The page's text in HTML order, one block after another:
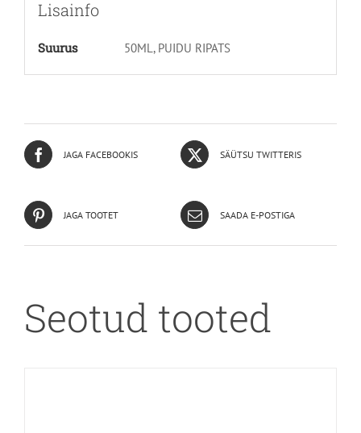
Lisainfo
Suurus 50ML, PUIDU RIPATS
JAGA FACEBOOKIS SÄÜTSU TWITTERIS
JAGA TOOTET SAADA E-POSTIGA
Seotud tooted